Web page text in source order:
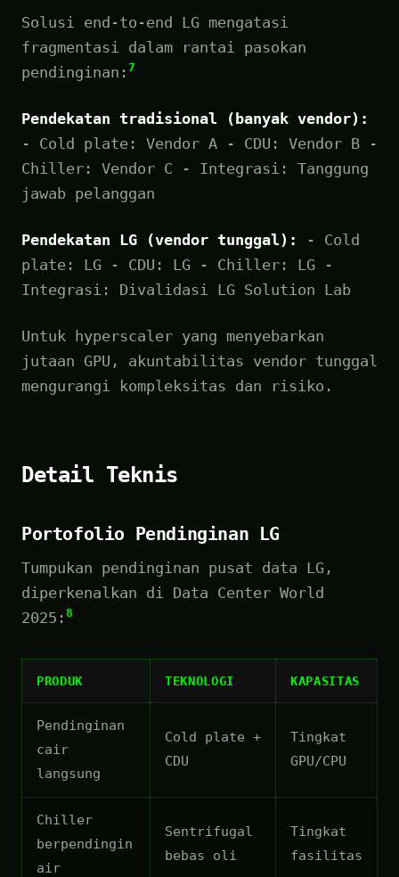
Solusi end-to-end LG mengatasi
fragmentasi dalam rantai pasokan
pendinginan: 7
Pendekatan tradisional (banyak vendor):
- Cold plate: Vendor A - CDU: Vendor B -
Chiller: Vendor C - Integrasi: Tanggung
jawab pelanggan
Pendekatan LG (vendor tunggal):
- Cold
plate: LG - CDU: LG - Chiller: LG -
Integrasi: Divalidasi LG Solution Lab
Untuk hyperscaler yang menyebarkan
jutaan GPU, akuntabilitas vendor tunggal
mengurangi kompleksitas dan risiko.
Detail Teknis
Portofolio Pendinginan LG
Tumpukan pendinginan pusat data LG,
diperkenalkan di Data Center World
2025: 8
PRODUK TEKNOLOGI KAPASITAS
Pendinginan
cair
langsung
Cold plate +
CDU
Tingkat
GPU/CPU
Chiller
berpendingin
air
Sentrifugal
bebas oli
Tingkat
fasilitas